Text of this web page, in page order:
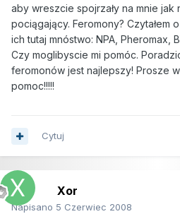
aby wreszcie spojrzały na mnie jak
pociągający. Feromony? Czytałem
ich tutaj mnóstwo: NPA, Pheromax,
Czy moglibyscie mi pomóc.
feromonów jest najlepszy! Prosze
pomoc!!!!!
Cytuj
Xor
Napisano 5 Czerwiec 2008